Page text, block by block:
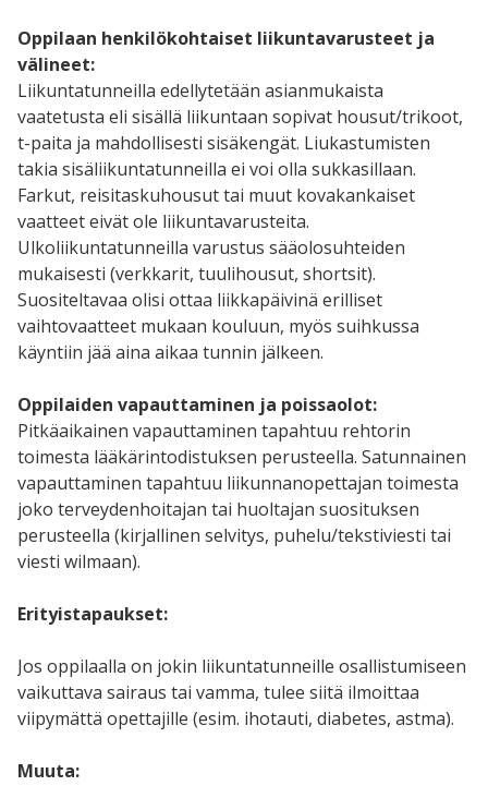
Oppilaan henkilökohtaiset liikuntavarusteet ja
välineet:
Liikuntatunneilla edellytetään asianmukaista
vaatetusta eli sisällä liikuntaan sopivat housut/trikoot,
t-paita ja mahdollisesti sisäkengät. Liukastumisten
takia sisäliikuntatunneilla ei voi olla sukkasillaan.
Farkut, reisitaskuhousut tai muut kovakankaiset
vaatteet eivät ole liikuntavarusteita.
Ulkoliikuntatunneilla varustus sääolosuhteiden
mukaisesti (verkkarit, tuulihousut, shortsit).
Suositeltavaa olisi ottaa liikkapäivinä erilliset
vaihtovaatteet mukaan kouluun, myös suihkussa
käyntiin jää aina aikaa tunnin jälkeen.
Oppilaiden vapauttaminen ja poissaolot:
Pitkäaikainen vapauttaminen tapahtuu rehtorin
toimesta lääkärintodistuksen perusteella. Satunnainen
vapauttaminen tapahtuu liikunnanopettajan toimesta
joko terveydenhoitajan tai huoltajan suosituksen
perusteella (kirjallinen selvitys, puhelu/tekstiviesti tai
viesti wilmaan).
Erityistapaukset:
Jos oppilaalla on jokin liikuntatunneille osallistumiseen
vaikuttava sairaus tai vamma, tulee siitä ilmoittaa
viipymättä opettajille (esim. ihotauti, diabetes, astma).
Muuta: